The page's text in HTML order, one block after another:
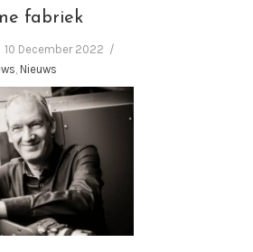
fabriek
10 December 2022
, Nieuws
hebben we
nodig